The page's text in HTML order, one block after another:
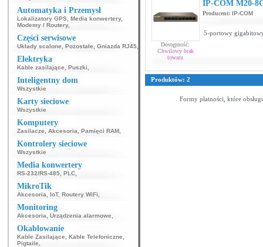
Automatyka i Przemysł
Lokalizatory GPS Media konwertery,
Modemy / Routery,
Części serwisowe
Układy scalone Pozostałe Gniazda RJ45
Elektryka
Kable zasilające Puszki
Inteligentny dom
Wszystkie
Karty sieciowe
Wszystkie
Komputery
Zasilacze Akcesoria Pamięci RAM
Kontrolery sieciowe
Wszystkie
Media konwertery
RS-232/RS-485 PLC
MikroTik
Akcesoria IoT, Routery WiFi
Monitoring
Akcesoria Urządzenia alarmowe
Okablowanie
Kable Zasilające Kable Telefoniczne
Pigtaile
Dostępność:
Chwilowy brak
towaru
IP-COM M20-
Producent: IP-COM
5-portowy
Produktów: 2
Formy płatności, które